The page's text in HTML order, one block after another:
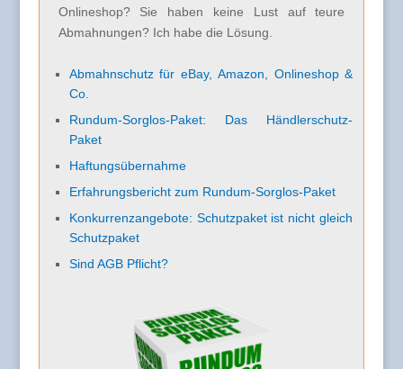
Onlineshop? Sie haben keine Lust auf teure
Abmahnungen? Ich habe die Lösung.
Abmahnschutz für eBay, Amazon, Onlineshop &
Co.
Rundum-Sorglos-Paket: Das Händlerschutz-
Paket
Haftungsübernahme
Erfahrungsbericht zum Rundum-Sorglos-Paket
Konkurrenzangebote: Schutzpaket ist nicht gleich
Schutzpaket
Sind AGB Pflicht?